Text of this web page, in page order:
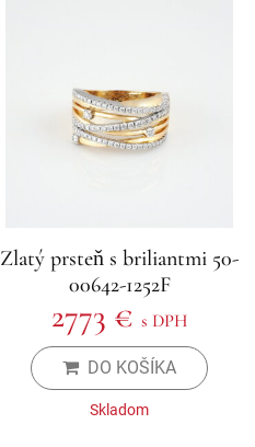
Zlatý prsteň s briliantmi 50-
00642-1252F
2773 € s DPH
DO KOŠÍKA
Skladom